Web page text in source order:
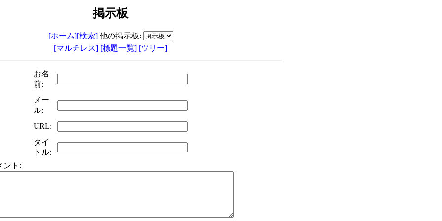
掲示板
[ホーム][検索]他の掲示板:
[マルチレス] [標題一覧] [ツリー]
お名
前:
メー
ル:
URL:
タイ
トル:
ント: